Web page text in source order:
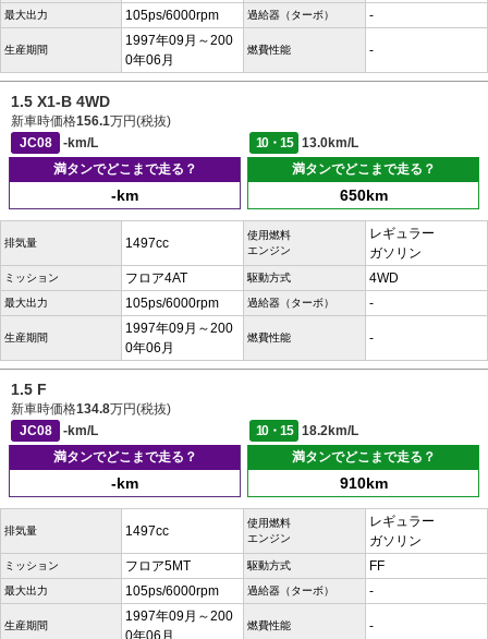
最大出力 105ps/6000rpm 過給器（ターボ） -
生産期間
1997年09月～200
0年06月
燃費性能 -
1.5 X1-B 4WD
新車時価格156.1万円(税抜)
JC08
-km/L 10・15
13.0km/L
満タンでどこまで走る？
-km
満タンでどこまで走る？
650km
排気量 1497cc
使用燃料
エンジン
レギュラー
ガソリン
ミッション フロア4AT 駆動方式 4WD
最大出力 105ps/6000rpm 過給器（ターボ） -
生産期間
1997年09月～200
0年06月
燃費性能 -
1.5 F
新車時価格134.8万円(税抜)
JC08
-km/L 10・15
18.2km/L
満タンでどこまで走る？
-km
満タンでどこまで走る？
910km
排気量 1497cc
使用燃料
エンジン
レギュラー
ガソリン
ミッション フロア5MT 駆動方式 FF
最大出力 105ps/6000rpm 過給器（ターボ） -
生産期間
1997年09月～200
燃費性能 -